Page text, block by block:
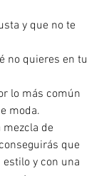
y que no te
no quieres en tu
lo más común
moda.
mezcla de
que
y con una